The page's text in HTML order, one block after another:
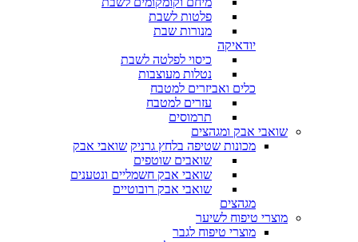
פלטות לשבת
מנורות שבת
יודאיקה
כיסוי לפלטה לשבת
נטלות מעוצבות
כלים ואביזרים למטבח
עזרים למטבח
תרמוסים
שואבי אבק ומגהצים
מכונות שטיפה בלחץ גרניק שואבי אבק
שואבים שוטפים
שואבי אבק חשמליים ונטענים
שואבי אבק רובוטיים
מגהצים
מוצרי טיפוח לשיער
מוצרי טיפוח לגבר